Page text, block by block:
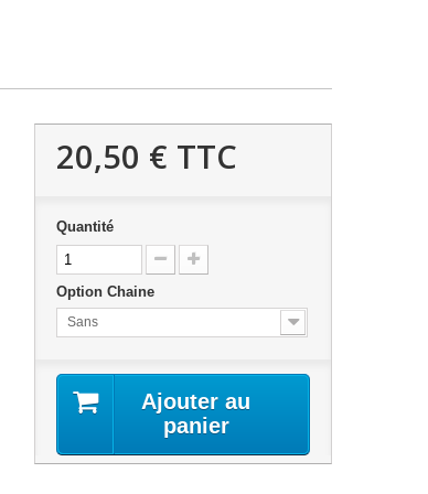
20,50 € TTC
Quantité
Option Chaine
Sans
Ajouter au
panier